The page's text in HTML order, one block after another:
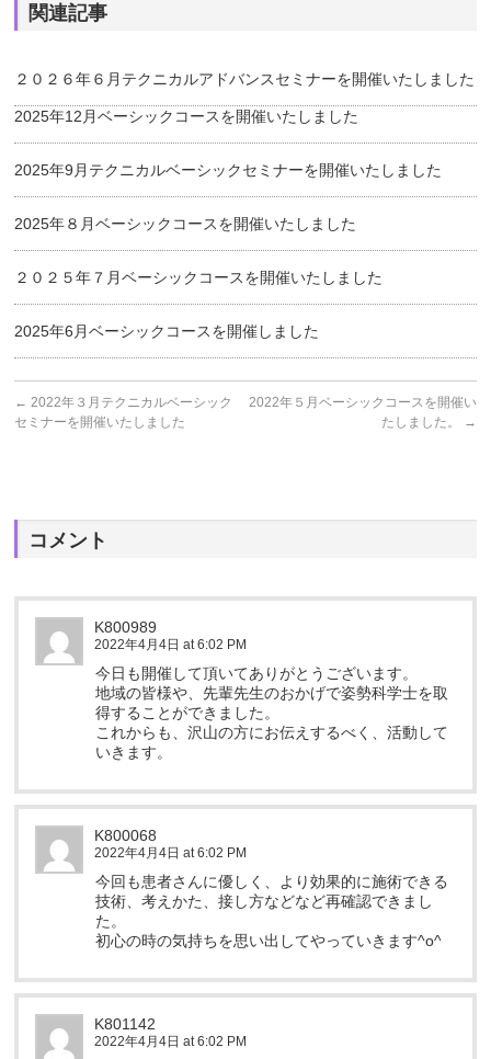
関連記事
２０２６年６月テクニカルアドバンスセミナーを開催いたしました
2025年12月ベーシックコースを開催いたしました
2025年9月テクニカルベーシックセミナーを開催いたしました
2025年８月ベーシックコースを開催いたしました
２０２５年７月ベーシックコースを開催いたしました
2025年6月ベーシックコースを開催しました
← 2022年３月テクニカルベーシック
セミナーを開催いたしました
2022年５月ベーシックコースを開催い
たしました。
→
コメント
K800989
2022年4月4日 at 6:02 PM
今日も開催して頂いてありがとうございます。
地域の皆様や、先輩先生のおかげで姿勢科学士を取
得することができました。
これからも、沢山の方にお伝えするべく、活動して
いきます。
K800068
2022年4月4日 at 6:02 PM
今回も患者さんに優しく、より効果的に施術できる
技術、考えかた、接し方などなど再確認できまし
た。
初心の時の気持ちを思い出してやっていきます^o^
K801142
2022年4月4日 at 6:02 PM